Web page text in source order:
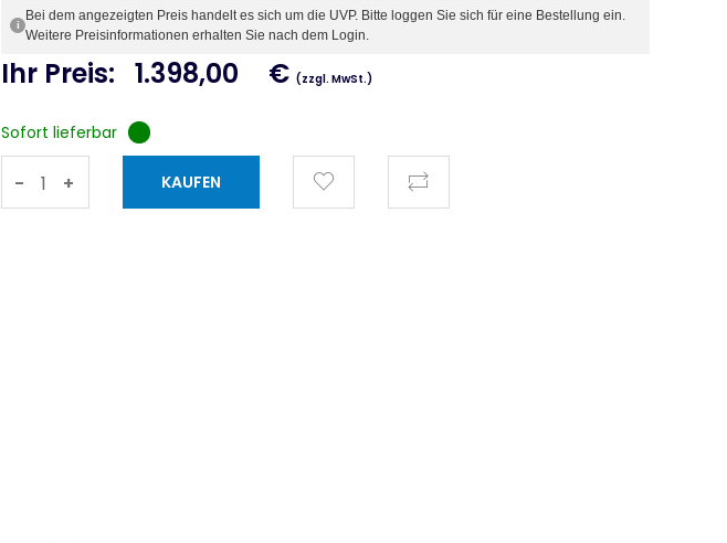
i
Bei dem angezeigten Preis handelt es sich um die UVP. Bitte loggen Sie sich für eine Bestellung ein.
Weitere Preisinformationen erhalten Sie nach dem Login.
Ihr Preis: 1.398,00 € (zzgl. MwSt.)
Sofort lieferbar
- +